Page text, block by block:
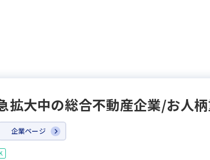
拡大中の総合不動産企業/お人
企業ページ